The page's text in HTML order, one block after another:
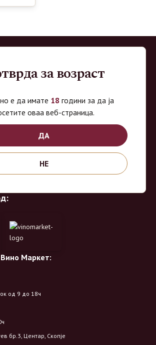
line продавница за вино, алкохолни пијалоци и
избор на различни сорти на вино од
со избор на преку 8 винарии и 150 различни
Маркет:
од 9 до 18ч
бр.3, Центар, Скопје
за возраст
е да имате 18 години за да ја
оваа веб-страница.
ДА
НЕ